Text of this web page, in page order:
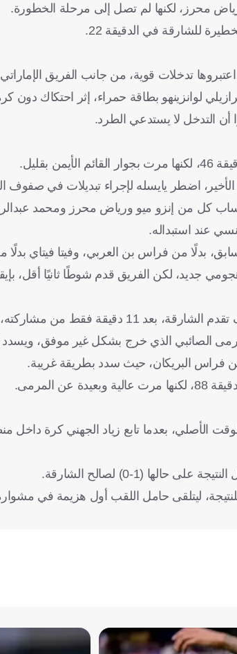
محرز، لكنها لم تصل إلى مرحلة الخطورة.
للشارقة في الدقيقة 22.
تدخلات قوية، من جانب الفريق
لوانزينهو بطاقة حمراء، إثر احتكاك دون
أن التدخل لا يستدعي الطرد.
بقليل.
كل من إنزو ميو ورياض محرز ومحمد
عند استبداله.
بدلًا من فراس بن العربي، وفيتا فيتاي
جديد، لكن الفريق قدم شوطًا ثانيًا أقل،
وفي الدقيقة 81، نجح البديل السنغالي عثمان كمارا في تسجيل
بمرمى الصائبي الذي خرج بشكل غير موفق،
المرمى.
الأصلي، بعدما تابع زياد الجهني كرة داخل
(1-0) لصالح الشارقة.
للنتيجة، ليتلقى حامل اللقب أول هزيمة في